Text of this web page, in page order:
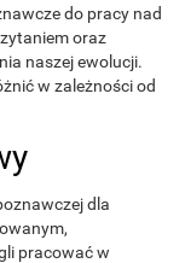
do pracy nad
oraz
naszej ewolucji.
w zależności od
dla
pracować w